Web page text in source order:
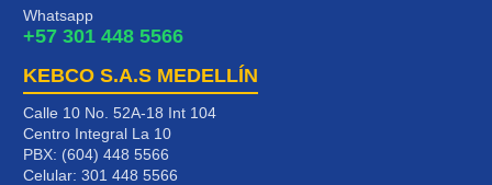
Whatsapp
+57 301 448 5566
KEBCO S.A.S MEDELLÍN
Calle 10 No. 52A-18 Int 104
Centro Integral La 10
PBX: (604) 448 5566
Celular: 301 448 5566